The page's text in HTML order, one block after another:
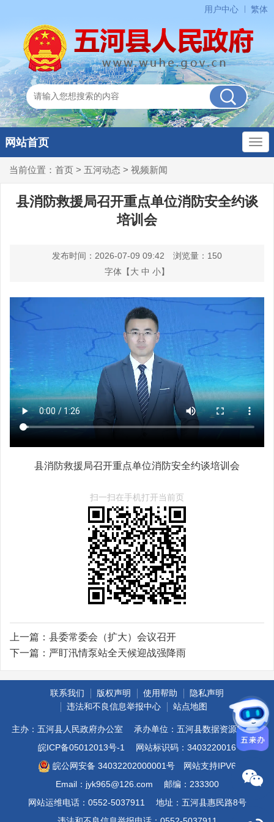
用户中心 繁体
网站首页
当前位置： 首页 > 五河动态 > 视频新闻
县消防救援局召开重点单位消防安全约谈
培训会
发布时间：2026-07-09 09:42 浏览量： 150
字体【大 中 小】
县消防救援局召开重点单位消防安全约谈培训会
扫一扫在手机打开当前页
上一篇： 县委常委会（扩大）会议召开
下一篇： 严盯汛情泵站全天候迎战强降雨
联系我们 版权声明 使用帮助
隐私声明
违法和不良信息举报中心
站点地图
主办：五河县人民政府办公室
承办单位：五河县数据资源管理局
皖ICP备05012013号-1
网站标识码：3403220016
皖公网安备 34032202000001号
网站支持IPV6
Email：jyk965@126.com
邮编：233300
网站运维电话：0552-5037911
地址：五河县惠民路8号